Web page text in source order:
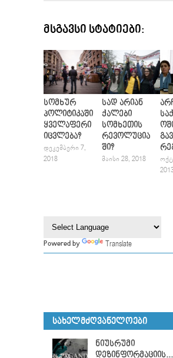
ᲛᲡᲒᲐᲕᲡᲘ ᲡᲢᲐᲢᲘᲔᲑᲘ:
სომხურ
პოლიტიკაში
ყველაფერი
იცვლება?
ᲓᲔᲙᲔᲛᲑᲔᲠᲘ 7,
2018
სად არიან
ქალები
სომხეთის
რევოლუცია
ში?
ᲛᲐᲘᲡᲘ 28, 2018
Powered by Translate
ᲡᲐᲮᲔᲚᲛᲫᲦᲕᲐᲜᲔᲚᲝᲔᲑᲘ
ნიუსრუმი
დეზინფორმაციის...